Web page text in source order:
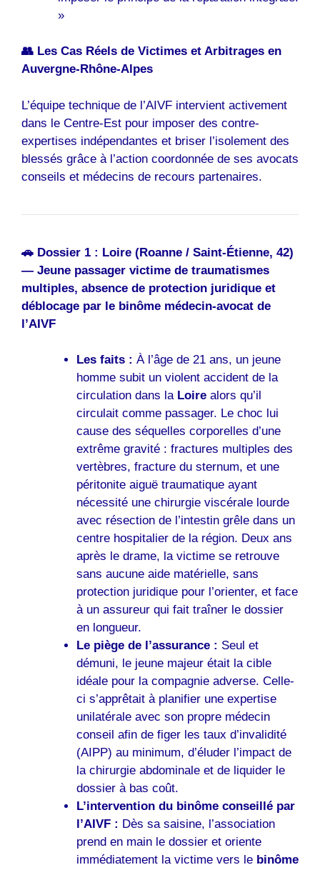
»
👥 Les Cas Réels de Victimes et Arbitrages en
Auvergne-Rhône-Alpes
L’équipe technique de l’AIVF intervient activement
dans le Centre-Est pour imposer des contre-
expertises indépendantes et briser l’isolement des
blessés grâce à l’action coordonnée de ses avocats
conseils et médecins de recours partenaires.
🚗 Dossier 1 : Loire (Roanne / Saint-Étienne, 42)
— Jeune passager victime de traumatismes
multiples, absence de protection juridique et
déblocage par le binôme médecin-avocat de
l’AIVF
Les faits : À l’âge de 21 ans, un jeune
homme subit un violent accident de la
circulation dans la Loirealors qu’il
circulait comme passager. Le choc lui
cause des séquelles corporelles d’une
extrême gravité : fractures multiples des
vertèbres, fracture du sternum, et une
péritonite aiguë traumatique ayant
nécessité une chirurgie viscérale lourde
avec résection de l’intestin grêle dans un
centre hospitalier de la région. Deux ans
après le drame, la victime se retrouve
sans aucune aide matérielle, sans
protection juridique pour l’orienter, et face
à un assureur qui fait traîner le dossier
en longueur.
Le piège de l’assurance : Seul et
démuni, le jeune majeur était la cible
idéale pour la compagnie adverse. Celle-
ci s’apprêtait à planifier une expertise
unilatérale avec son propre médecin
conseil afin de figer les taux d’invalidité
(AIPP) au minimum, d’éluder l’impact de
la chirurgie abdominale et de liquider le
dossier à bas coût.
L’intervention du binôme conseillé par
l’AIVF : Dès sa saisine, l’association
prend en main le dossier et oriente
immédiatement la victime vers le binôme